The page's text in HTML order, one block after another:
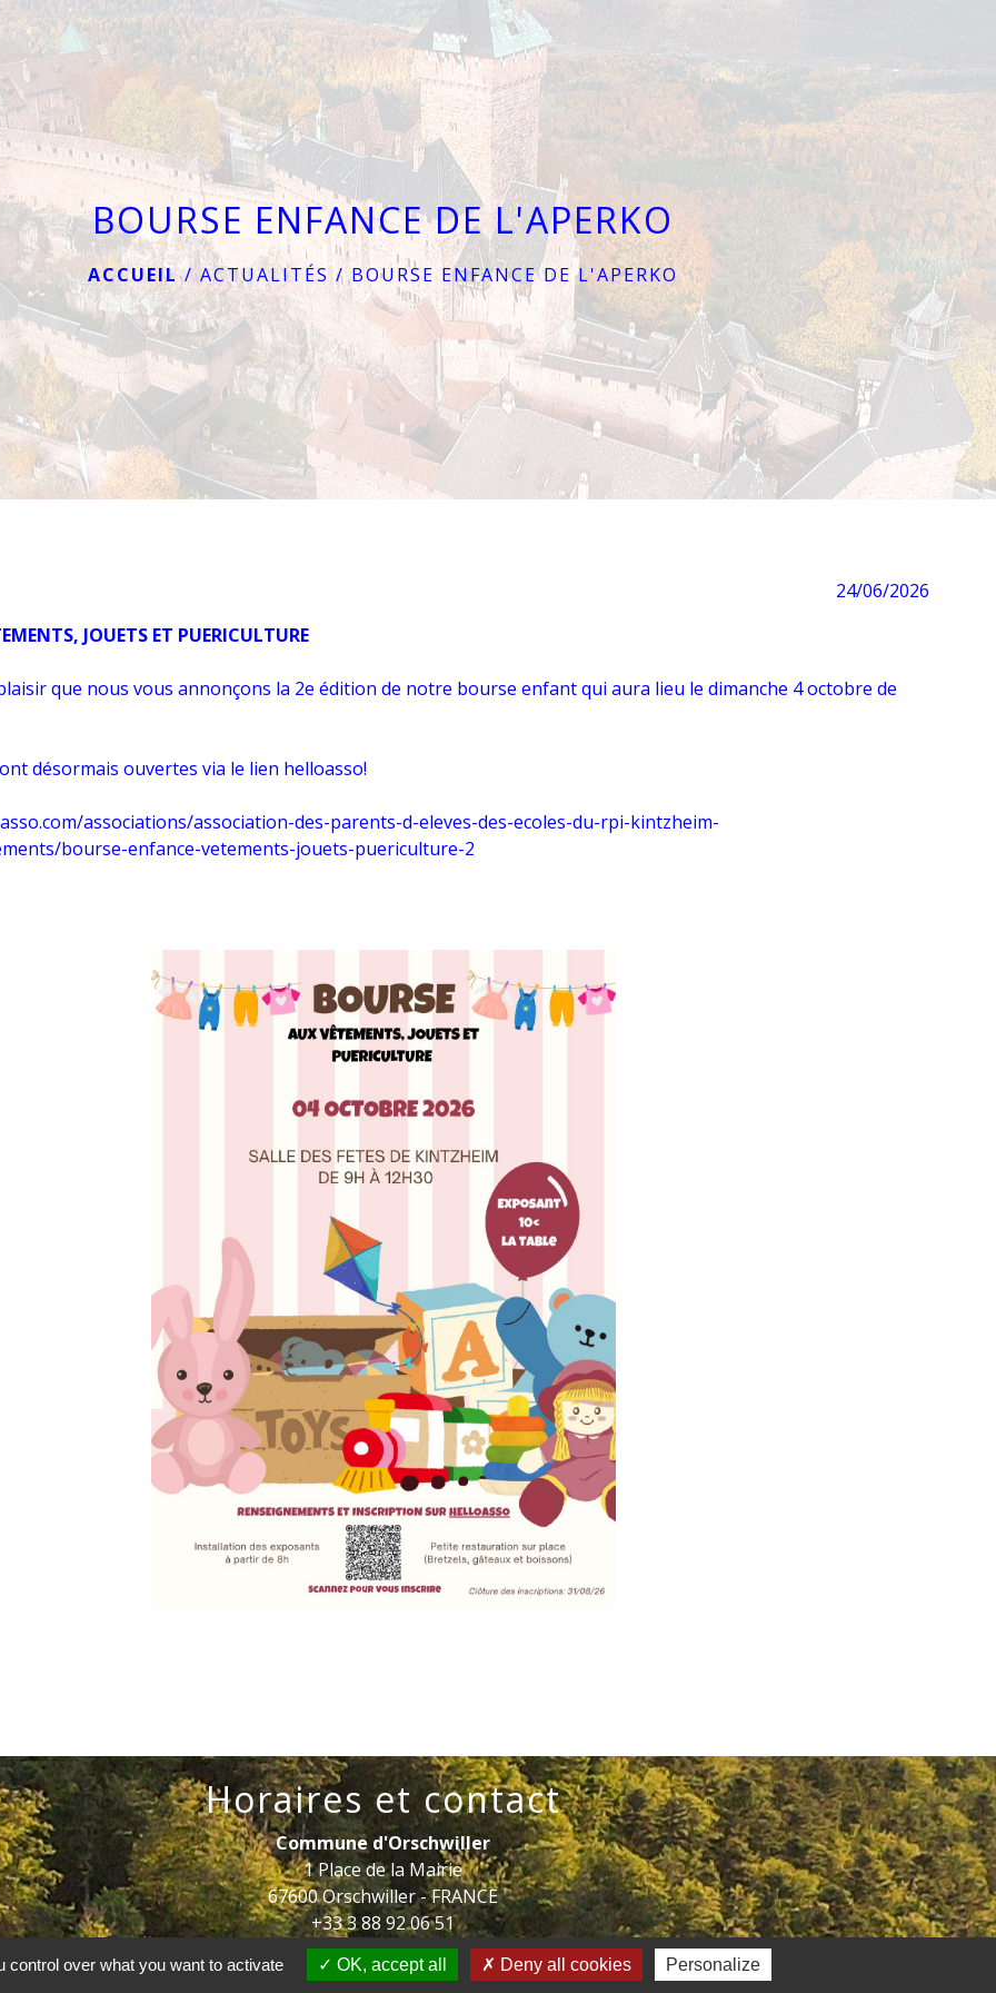
BOURSE ENFANCE DE L'APERKO
ACCUEIL/ACTUALITÉS /BOURSE ENFANCE DE L'APERKO
24/06/2026
JOUETS ET PUERICULTURE
que nous vous annonçons la 2e édition de notre bourse enfant qui aura lieu le dimanche 4 octobre de
désormais ouvertes via le lien helloasso!
associations/association-des-parents-d-eleves-des-ecoles-du-rpi-kintzheim-
bourse-enfance-vetements-jouets-puericulture-2
Horaires et contact
Commune d'Orschwiller
1 Place de la Mairie
67600 Orschwiller - FRANCE
+33 3 88 92 06 51
over what you want to activate OK, accept all Deny all cookies Personalize